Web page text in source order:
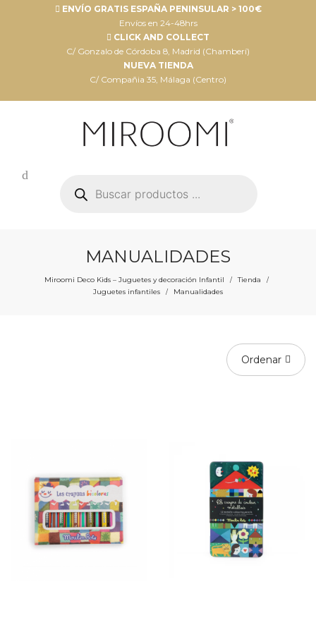
ENVÍO GRATIS ESPAÑA PENINSULAR > 100€
Envíos en 24-48hrs
CLICK AND COLLECT
C/ Gonzalo de Córdoba 8, Madrid (Chamberí)
NUEVA TIENDA
C/ Compañia 35, Málaga (Centro)
productos
MANUALIDADES
Miroomi Deco Kids – Juguetes y decoración Infantil / Tienda /
Juguetes infantiles / Manualidades
Ordenar